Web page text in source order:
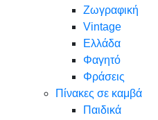
Ζωγραφική
Vintage
Ελλάδα
Φαγητό
Φράσεις
Πίνακες σε καμβά
Παιδικά